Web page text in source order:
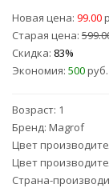
Новая цена: 99.00
Старая цена:
Скидка: 83%
Экономия: 500руб.
Возраст: 1
Бренд: Magrof
Цвет
Цвет
Страна-